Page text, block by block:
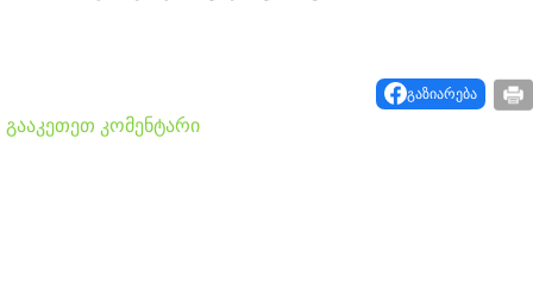
გაზიარება
გააკეთეთ კომენტარი